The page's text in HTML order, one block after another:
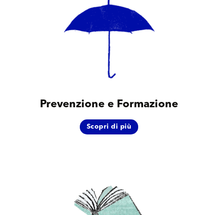
Prevenzione e Formazione
Scopri di più